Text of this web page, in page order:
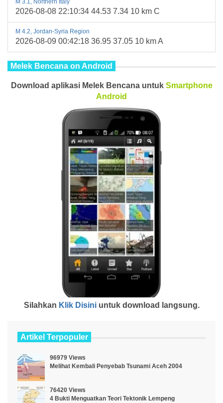
M 3.1, Northern Italy
2026-08-08 22:10:34 44.53 7.34 10 km C
M 4.2, Jordan-Syria Region
2026-08-09 00:42:18 36.95 37.05 10 km A
Melek Bencana on Android
Download aplikasi Melek Bencana untuk Smartphone
Android
Silahkan Klik Disiniuntuk download langsung.
Artikel Terpopuler
96979 Views
Melihat Kembali Penyebab Tsunami Aceh 2004
76420 Views
4 Bukti Menguatkan Teori Tektonik Lempeng